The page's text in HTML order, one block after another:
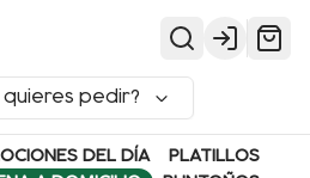
Login
quieres pedir?
DEL DÍA
PLATILLOS